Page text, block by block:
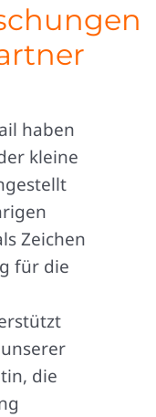
haben
kleine
Zeichen
für die
die